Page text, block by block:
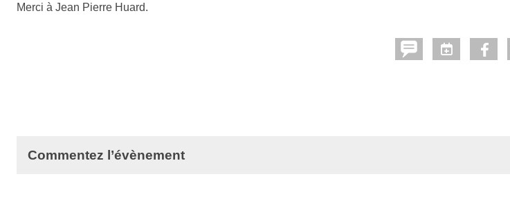
Merci à Jean Pierre Huard.
Commentez l’évènement